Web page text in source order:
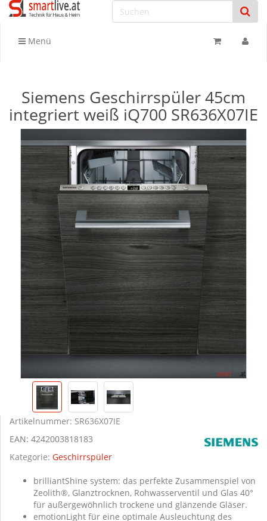
Menü
Siemens Geschirrspüler 45cm
integriert weiß iQ700 SR636X07IE
Artikelnummer: SR636X07IE
EAN: 4242003818183
Kategorie: Geschirrspüler
brilliantShine system: das perfekte Zusammenspiel von
Zeolith®, Glanztrocknen, Rohwasserventil und Glas 40°
für außergewöhnlich trockene und glänzende Gläser.
emotionLight für eine optimale Ausleuchtung des